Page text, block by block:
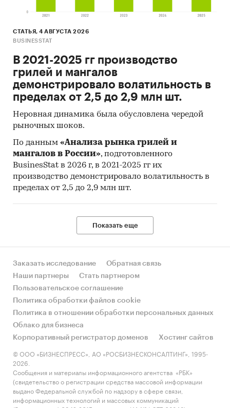
СТАТЬЯ, 4 АВГУСТА 2026
BUSINESSTAT
В 2021-2025 гг производство
грилей и мангалов
демонстрировало волатильность в
пределах от 2,5 до 2,9 млн шт.
Неровная динамика была обусловлена чередой
рыночных шоков.
По данным «Анализа рынка грилей и
мангалов в России», подготовленного
BusinesStat в 2026 г, в 2021-2025 гг их
производство демонстрировало волатильность в
пределах от 2,5 до 2,9 млн шт.
Показать еще
Заказать исследование
Обратная связь
Наши партнеры
Стать партнером
Пользовательское соглашение
Политика обработки файлов cookie
Политика в отношении обработки персональных данных
Облако для бизнеса
Корпоративный регистратор доменов
Хостинг сайтов
© ООО «БИЗНЕСПРЕСС», АО «РОСБИЗНЕСКОНСАЛТИНГ», 1995-
2026.
Сообщения и материалы информационного агентства «РБК»
(свидетельство о регистрации средства массовой информации
выдано Федеральной службой по надзору в сфере связи,
информационных технологий и массовых коммуникаций